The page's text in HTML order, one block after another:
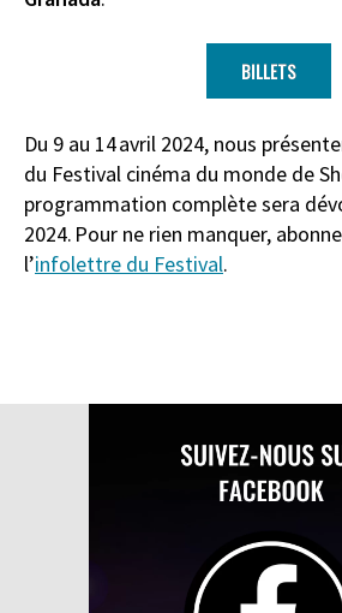
BILLETS
Du 9 au 14 avril 2024, nous
du Festival cinéma du monde de
programmation complète sera
2024. Pour ne rien manquer,
l’infolettre du Festival.